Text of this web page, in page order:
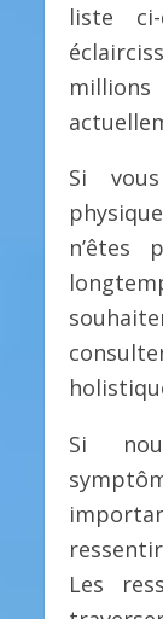
liste ci-
Si
n’êtes
Si
Les